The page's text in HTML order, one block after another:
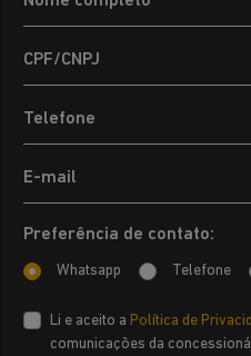
Preferência de contato:
Whatsapp Telefone
Li e aceito a Política de
comunicações da